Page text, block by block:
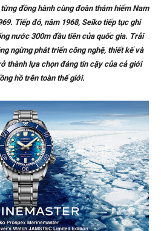
đồng hành cùng đoàn thám hiểm Nam
Tiếp đó, năm 1968, Seiko tiếp tục ghi
nước 300m đầu tiên của quốc gia. Trải
ngừng phát triển công nghệ, thiết kế và
thành lựa chọn đáng tin cậy của cả giới
hồ trên toàn thế giới.